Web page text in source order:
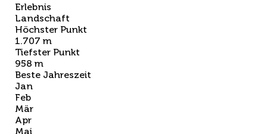
Erlebnis
Landschaft
Höchster Punkt
1.707 m
Tiefster Punkt
958 m
Beste Jahreszeit
Jan
Feb
Mär
Apr
Mai